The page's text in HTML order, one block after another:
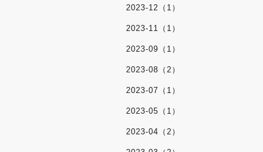
2023-12（1）
2023-11（1）
2023-09（1）
2023-08（2）
2023-07（1）
2023-05（1）
2023-04（2）